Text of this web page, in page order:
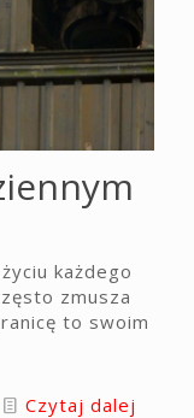
każdego
zmusza
to swoim
Czytaj dalej